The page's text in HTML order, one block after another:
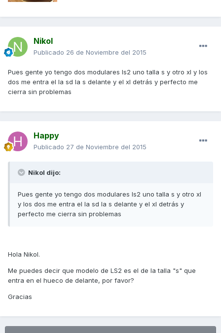
Nikol
Publicado 26 de Noviembre del 2015
Pues gente yo tengo dos modulares ls2 uno talla s y otro xl y los
dos me entra el la sd la s delante y el xl detrás y perfecto me
cierra sin problemas
Happy
Publicado 27 de Noviembre del 2015
Nikol dijo:
Pues gente yo tengo dos modulares ls2 uno talla s y otro xl
y los dos me entra el la sd la s delante y el xl detrás y
perfecto me cierra sin problemas
Hola Nikol.
Me puedes decir que modelo de LS2 es el de la talla "s" que
entra en el hueco de delante, por favor?
Gracias